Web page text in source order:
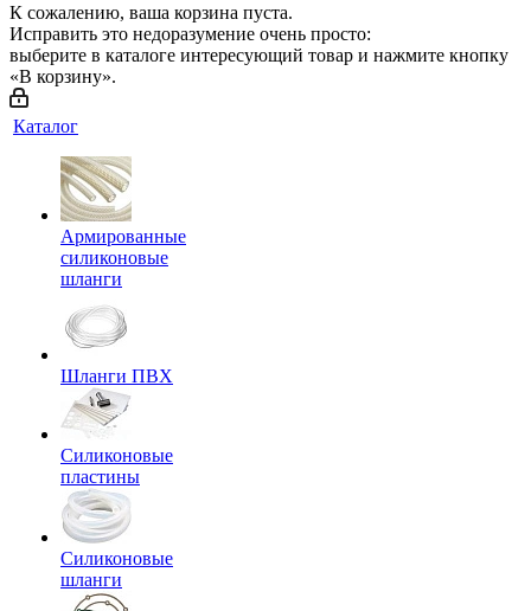
К сожалению, ваша корзина пуста.
Исправить это недоразумение очень просто:
выберите в каталоге интересующий товар и нажмите кнопку
«В корзину».
Каталог
Армированные
силиконовые
шланги
Шланги ПВХ
Силиконовые
пластины
Силиконовые
шланги